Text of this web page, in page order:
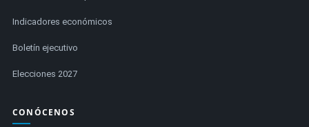
Indicadores económicos
Boletín ejecutivo
Elecciones 2027
CONÓCENOS